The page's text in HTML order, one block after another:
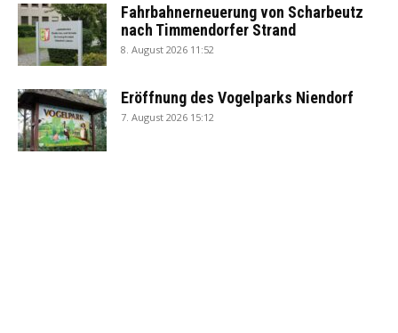
Fahrbahnerneuerung von Scharbeutz
nach Timmendorfer Strand
8. August 2026 11:52
Eröffnung des Vogelparks Niendorf
7. August 2026 15:12